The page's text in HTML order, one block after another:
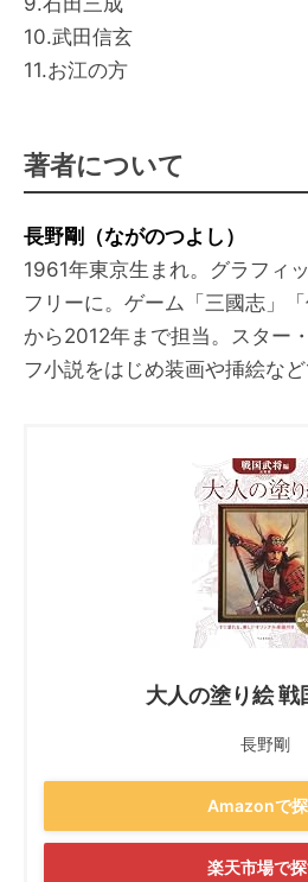
10.武田信玄
11.お江の方
著者について
長野剛（ながのつよし）
1961年東京生まれ。グラフィ
フリーに。ゲーム「三國志」
から2012年まで担当。スター
フ小説をはじめ装画や挿絵など
大人の塗り絵 戦
長野剛
Amazonで
楽天市場で